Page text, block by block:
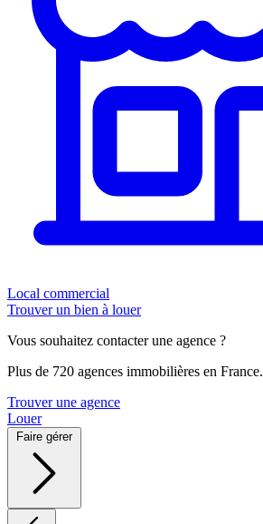
Local commercial
Trouver un bien à louer
Vous souhaitez contacter une agence ?
Plus de 720 agences immobilières en France.
Trouver une agence
Louer
Faire gérer